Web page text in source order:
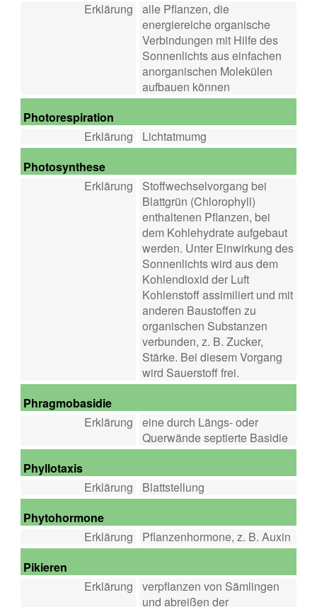
Erklärung
alle Pflanzen, die
energiereiche organische
Verbindungen mit Hilfe des
Sonnenlichts aus einfachen
anorganischen Molekülen
aufbauen können
Photorespiration
Erklärung
Lichtatmumg
Photosynthese
Erklärung
Stoffwechselvorgang bei
Blattgrün (Chlorophyll)
enthaltenen Pflanzen, bei
dem Kohlehydrate aufgebaut
werden. Unter Einwirkung des
Sonnenlichts wird aus dem
Kohlendioxid der Luft
Kohlenstoff assimiliert und mit
anderen Baustoffen zu
organischen Substanzen
verbunden, z. B. Zucker,
Stärke. Bei diesem Vorgang
wird Sauerstoff frei.
Phragmobasidie
Erklärung
eine durch Längs- oder
Querwände septierte Basidie
Phyllotaxis
Erklärung
Blattstellung
Phytohormone
Erklärung
Pflanzenhormone, z. B. Auxin
Pikieren
Erklärung
verpflanzen von Sämlingen
und abreißen der